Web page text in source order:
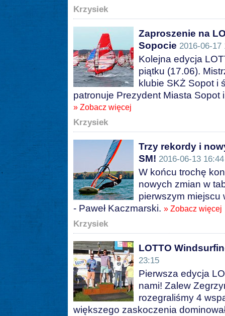
Krzysiek
Zaproszenie na
Sopocie 2016-06-17
Kolejna edycja
piątku (17.06).
klubie SKŻ Sopot i
patronuje Prezydent Miasta Sopot
» Zobacz więcej
Krzysiek
Trzy rekordy i
SM! 2016-06-13 16:44
W końcu trochę
nowych zmian w
pierwszym miejscu
- Paweł Kaczmarski. » Zobacz więcej
Krzysiek
LOTTO
23:15
Pierwsza edycja
nami! Zalew
rozegraliśmy 4
większego zaskoczenia